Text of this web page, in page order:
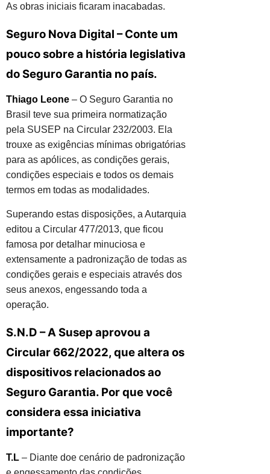
As obras iniciais ficaram inacabadas.
Seguro Nova Digital – Conte um
pouco sobre a história legislativa
do Seguro Garantia no país.
Thiago Leone – O Seguro Garantia no
Brasil teve sua primeira normatização
pela SUSEP na Circular 232/2003. Ela
trouxe as exigências mínimas obrigatórias
para as apólices, as condições gerais,
condições especiais e todos os demais
termos em todas as modalidades.
Superando estas disposições, a Autarquia
editou a Circular 477/2013, que ficou
famosa por detalhar minuciosa e
extensamente a padronização de todas as
condições gerais e especiais através dos
seus anexos, engessando toda a
operação.
S.N.D – A Susep aprovou a
Circular 662/2022, que altera os
dispositivos relacionados ao
Seguro Garantia. Por que você
considera essa iniciativa
importante?
T.L – Diante doe cenário de padronização